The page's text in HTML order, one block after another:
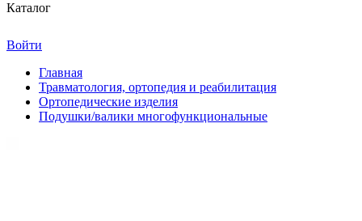
Каталог
Войти
Главная
Травматология, ортопедия и реабилитация
Ортопедические изделия
Подушки/валики многофункциональные